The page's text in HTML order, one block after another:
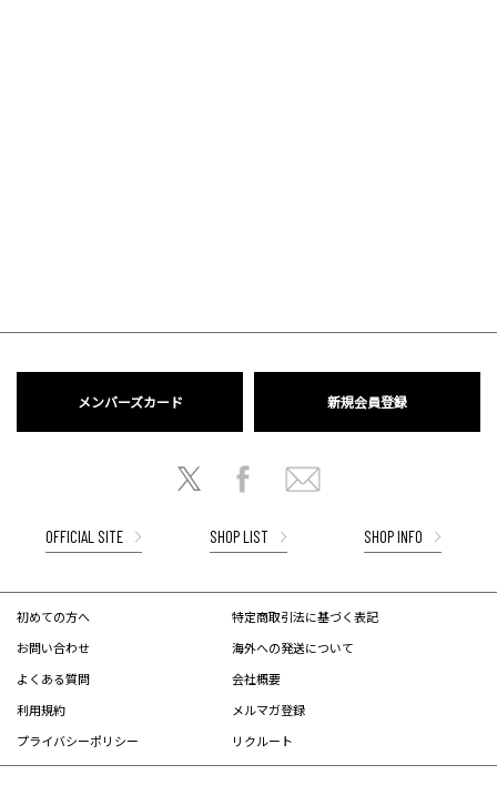
メンバーズカード 新規会員登録
OFFICIAL SITE SHOP LIST SHOP INFO
初めての方へ
お問い合わせ
よくある質問
利用規約
プライバシーポリシー
特定商取引法に基づく表記
海外への発送について
会社概要
メルマガ登録
リクルート